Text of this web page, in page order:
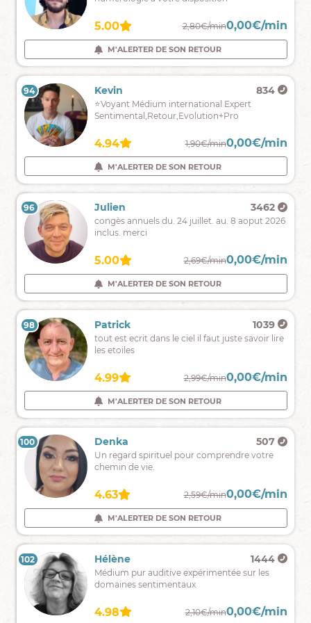
Univers...
Affectueusement,
Lyvia
4.90 2,39€/min 0,00€/min
M'ALERTER DE SON RETOUR
5.00 2,80€/min0,00€/min
M'ALERTER DE SON RETOUR
93 Karen
504
Je
me
Karen,
je
suis
médium
pure
cartomancienne.
5.00 2,20€/min 0,00€/min
M'ALERTER DE SON RETOUR
94 Kevin 834
⭐️Voyant Médium international Expert
Sentimental,Retour,Evolution+Pro
4.94 1,90€/min0,00€/min
M'ALERTER DE SON RETOUR
95 Ariane
307
Médium
sensitive,
voyance
précise
et
datée
selon
vibrations
4.90 2,80€/min 0,00€/min
M'ALERTER DE SON RETOUR
96 Julien 3462
congès annuels du. 24 juillet. au. 8 aoput 2026
inclus. merci
5.00 2,69€/min0,00€/min
M'ALERTER DE SON RETOUR
97 Daria
438
Bienvenue
dans
univers,
voyance
claire
et
précise
5.00 0,00€/min
M'ALERTER DE SON RETOUR
98 Patrick 1039
tout est ecrit dans le ciel il faut juste savoir lire
les etoiles
4.99 2,99€/min0,00€/min
M'ALERTER DE SON RETOUR
99 Esperance
578
Je
suis
votre
écoute
pour
répondre
à
vos
questions.
4.90 0,00€/min
M'ALERTER DE SON RETOUR
100 Denka 507
Un regard spirituel pour comprendre votre
chemin de vie.
4.63 2,59€/min0,00€/min
M'ALERTER DE SON RETOUR
101 Aline
1757
⭐Medium
expérimentée,
vraie,
sans
4.97 2,30€/min 0,00€/min
102 Hélène 1444
Médium pur auditive expérimentée sur les
domaines sentimentaux
4.98 2,10€/min0,00€/min